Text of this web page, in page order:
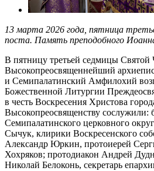
13 марта 2026 года, пятница
поста. Память преподобного
В пятницу третьей седмицы Святой
Высокопреосвященнейший
и Семипалатинский Амфилохий
Божественной Литургии
в честь Воскресения Христова
Высокопреосвященству сослужили:
Семипалатинского церковного
Сычук, клирики Воскресенского
Александр Юркин, протоиерей
Хохряков; протодиакон Андрей
Николай Белоконь, секретарь